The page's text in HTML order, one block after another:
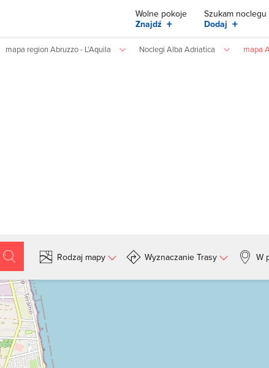
Wolne pokoje
Znajdź +
Szukam noclegu
Dodaj +
mapa region Abruzzo - L'Aquila Noclegi Alba Adriatica mapa
Szukaj
Rodzaj mapy Wyznaczanie Trasy W
Szukaj